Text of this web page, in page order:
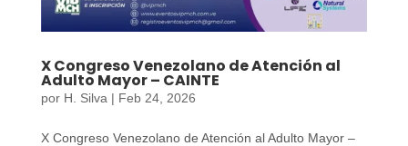
X Congreso Venezolano de Atención al
Adulto Mayor – CAINTE
por H. Silva | Feb 24, 2026
X Congreso Venezolano de Atención al Adulto Mayor –